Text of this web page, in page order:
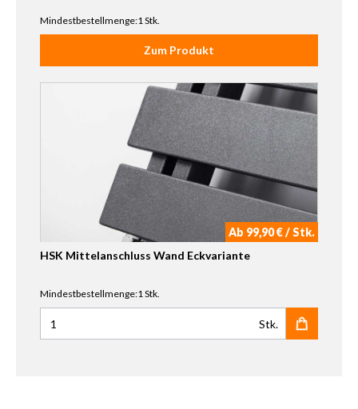
Mindestbestellmenge:1 Stk.
Zum Produkt
Ab 99,90 € / Stk.
HSK Mittelanschluss Wand Eckvariante
Mindestbestellmenge:1 Stk.
Anzahl für HSK Mittelanschluss Wand Eckvariante
Stk.